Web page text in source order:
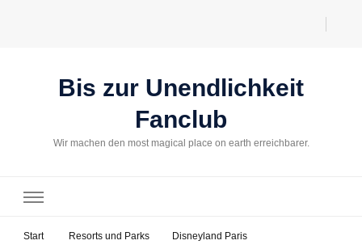
Bis zur Unendlichkeit
Fanclub
Wir machen den most magical place on earth erreichbarer.
Start Resorts und Parks
Disneyland Paris